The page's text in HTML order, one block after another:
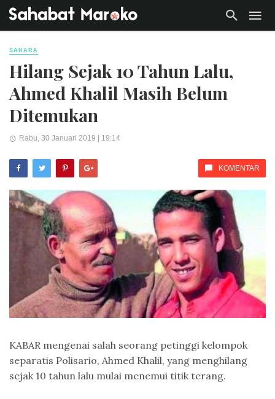
SAHARA
Hilang Sejak 10 Tahun Lalu,
Ahmed Khalil Masih Belum
Ditemukan
Rabu, 30 Januari 2019 | 19:14
KOMENTAR
KABAR mengenai salah seorang petinggi kelompok
separatis Polisario, Ahmed Khalil, yang menghilang
sejak 10 tahun lalu mulai menemui titik terang.